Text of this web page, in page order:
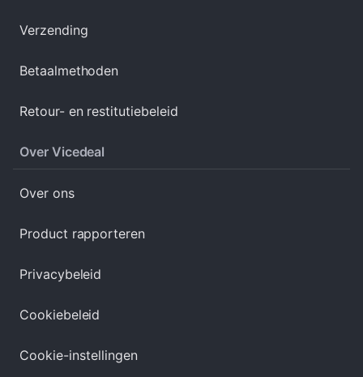
Verzending
Betaalmethoden
Retour- en restitutiebeleid
Over Vicedeal
Over ons
Product rapporteren
Privacybeleid
Cookiebeleid
Cookie-instellingen